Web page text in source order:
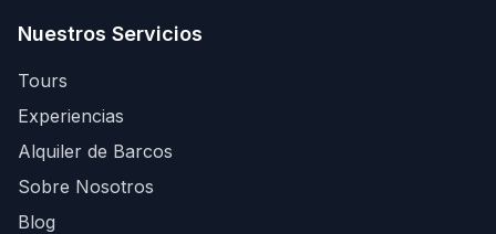
Nuestros Servicios
Tours
Experiencias
Alquiler de Barcos
Sobre Nosotros
Blog